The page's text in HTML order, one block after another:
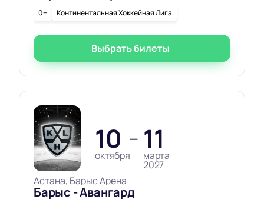
0+ Континентальная Хоккейная Лига
Выбрать билеты
10
октября
— 11
марта
2027
Астана, Барыс Арена
Барыс - Авангард